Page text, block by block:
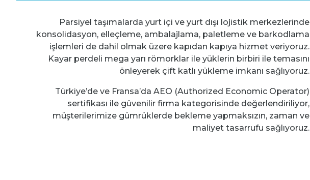
Parsiyel taşımalarda yurt içi ve yurt dışı lojistik merkezlerinde
konsolidasyon, elleçleme, ambalajlama, paletleme ve barkodlama
işlemleri de dahil olmak üzere kapıdan kapıya hizmet veriyoruz.
Kayar perdeli mega yarı römorklar ile yüklerin birbiri ile temasını
önleyerek çift katlı yükleme imkanı sağlıyoruz.
Türkiye’de ve Fransa’da AEO (Authorized Economic Operator)
sertifikası ile güvenilir firma kategorisinde değerlendiriliyor,
müşterilerimize gümrüklerde bekleme yapmaksızın, zaman ve
maliyet tasarrufu sağlıyoruz.